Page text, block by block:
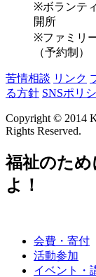
※ボランテ
開所
※ファミリ
（予約制）
苦情相談 リンク
る方針 SNSポリ
Copyright © 2014
Rights Reserved.
福祉のた
よ！
会費・寄付
活動参加
イベント・